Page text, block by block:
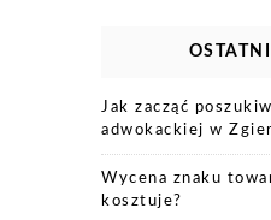
Jak zacząć
adwokackiej w
Wycena znaku
kosztuje?